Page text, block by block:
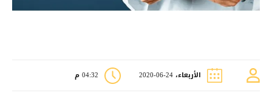
الأربعاء، 24-06-2020 04:32 م